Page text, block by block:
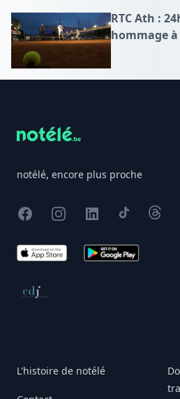
RTC Ath :
hommage
notélé, encore plus proche
FacebookInstagram
X TikTok
App Store Google Play
Conseil de déontologie
L'histoire de notélé